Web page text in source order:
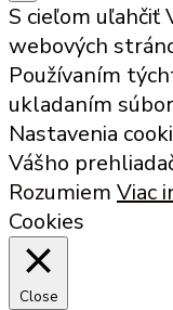
S cieľom uľahčiť
webových
Používaním
ukladaním
Nastavenia
Vášho
Rozumiem Viac
Cookies
Close